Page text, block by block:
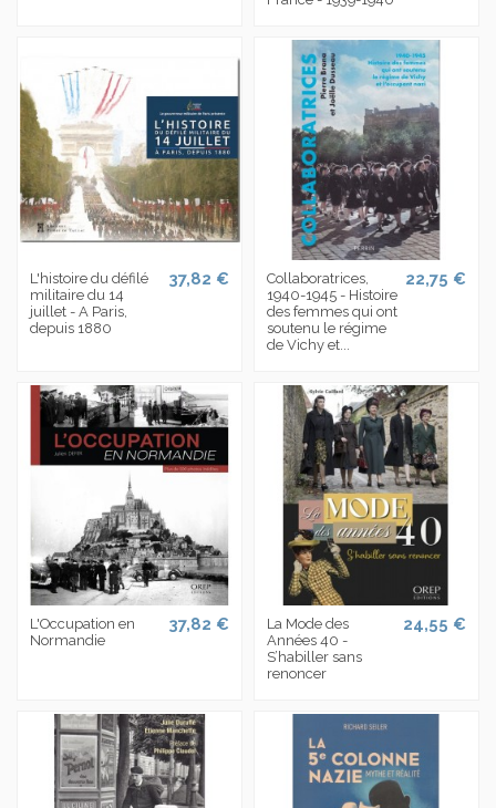
L'histoire du défilé
militaire du 14
juillet - A Paris,
depuis 1880
37,82 €
Collaboratrices,
1940-1945 - Histoire
des femmes qui ont
soutenu le régime
de Vichy et...
22,75 €
L'Occupation en
Normandie
37,82 €
La Mode des
Années 40 -
S’habiller sans
renoncer
24,55 €